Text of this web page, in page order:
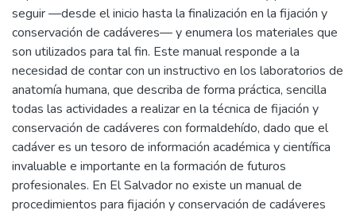
seguir —desde el inicio hasta la finalización en la fijación y
conservación de cadáveres— y enumera los materiales que
son utilizados para tal fin. Este manual responde a la
necesidad de contar con un instructivo en los laboratorios de
anatomía humana, que describa de forma práctica, sencilla
todas las actividades a realizar en la técnica de fijación y
conservación de cadáveres con formaldehído, dado que el
cadáver es un tesoro de información académica y científica
invaluable e importante en la formación de futuros
profesionales. En El Salvador no existe un manual de
procedimientos para fijación y conservación de cadáveres